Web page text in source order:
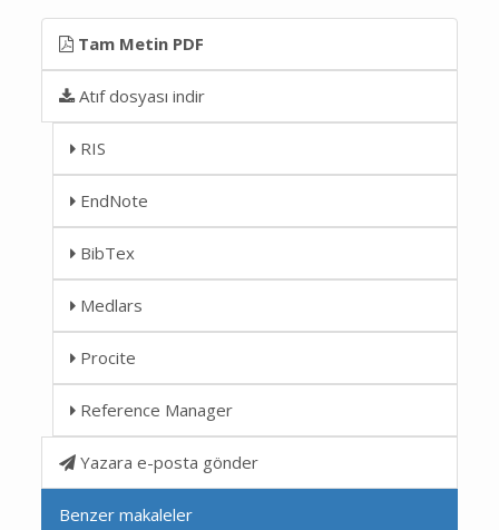
Tam Metin PDF
Atıf dosyası indir
RIS
EndNote
BibTex
Medlars
Procite
Reference Manager
Yazara e-posta gönder
Benzer makaleler